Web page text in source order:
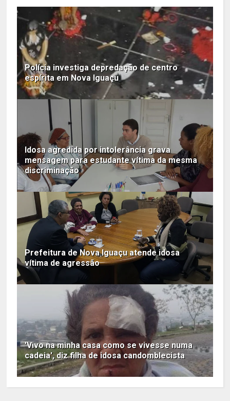
Polícia investiga depredação de centro
espírita em Nova Iguaçu
Idosa agredida por intolerância grava
mensagem para estudante vítima da mesma
discriminação
Prefeitura de Nova Iguaçu atende idosa
vítima de agressão
'Vivo na minha casa como se vivesse numa
cadeia', diz filha de idosa candomblecista